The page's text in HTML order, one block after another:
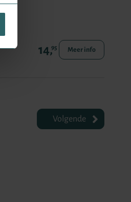
14,95 Meer info
Volgende